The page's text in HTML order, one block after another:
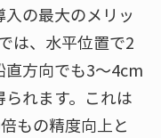
の最大のメリッ
は、水平位置で2
方向でも3～4cm
れます​。これは
もの精度向上と